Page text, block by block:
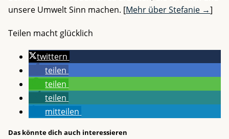
unsere Umwelt Sinn machen. [Mehr über Stefanie →]
Teilen macht glücklich
twittern
teilen
teilen
teilen
mitteilen
Das könnte dich auch interessieren